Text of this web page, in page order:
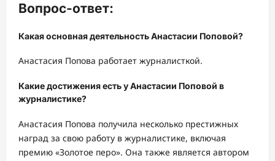
Вопрос-ответ:
Какая основная деятельность Анастасии Поповой?
Анастасия Попова работает журналисткой.
Какие достижения есть у Анастасии Поповой в
журналистике?
Анастасия Попова получила несколько престижных
наград за свою работу в журналистике, включая
премию «Золотое перо». Она также является автором